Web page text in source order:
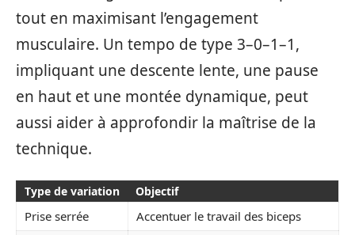
tout en maximisant l’engagement
musculaire. Un tempo de type 3–0–1–1,
impliquant une descente lente, une pause
en haut et une montée dynamique, peut
aussi aider à approfondir la maîtrise de la
technique.
Type de variation Objectif
Prise serrée Accentuer le travail des biceps